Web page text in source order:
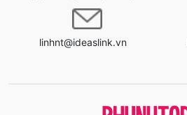
linhnt@ideaslink.vn